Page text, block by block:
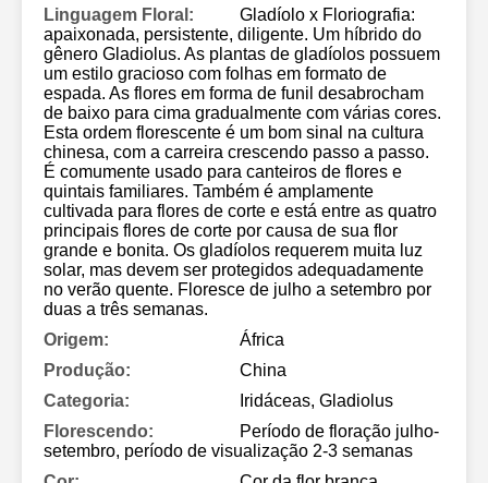
Linguagem Floral:
Gladíolo x Floriografia:
apaixonada, persistente, diligente. Um híbrido do
gênero Gladiolus. As plantas de gladíolos possuem
um estilo gracioso com folhas em formato de
espada. As flores em forma de funil desabrocham
de baixo para cima gradualmente com várias cores.
Esta ordem florescente é um bom sinal na cultura
chinesa, com a carreira crescendo passo a passo.
É comumente usado para canteiros de flores e
quintais familiares. Também é amplamente
cultivada para flores de corte e está entre as quatro
principais flores de corte por causa de sua flor
grande e bonita. Os gladíolos requerem muita luz
solar, mas devem ser protegidos adequadamente
no verão quente. Floresce de julho a setembro por
duas a três semanas.
Origem:
África
Produção:
China
Categoria:
Iridáceas, Gladiolus
Florescendo:
Período de floração julho-
setembro, período de visualização 2-3 semanas